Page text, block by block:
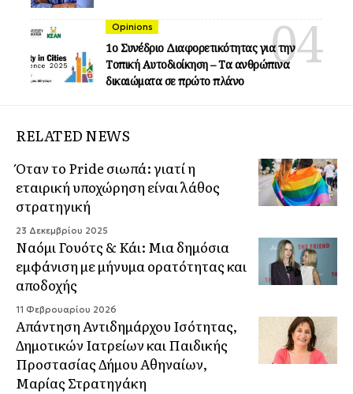
Opinions
1ο Συνέδριο Διαφορετικότητας για την
Τοπική Αυτοδιοίκηση – Τα ανθρώπινα
δικαιώματα σε πρώτο πλάνο
RELATED NEWS
Όταν το Pride σιωπά: γιατί η
εταιρική υποχώρηση είναι λάθος
στρατηγική
23 Δεκεμβρίου 2025
Ναόμι Γουότς & Κάι: Μια δημόσια
εμφάνιση με μήνυμα ορατότητας και
αποδοχής
11 Φεβρουαρίου 2026
Aπάντηση Αντιδημάρχου Ισότητας,
Δημοτικών Ιατρείων και Παιδικής
Προστασίας Δήμου Αθηναίων,
Μαρίας Στρατηγάκη